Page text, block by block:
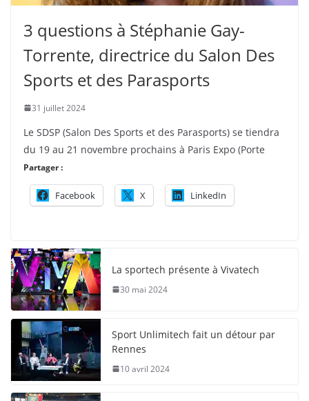
3 questions à Stéphanie Gay-
Torrente, directrice du Salon Des
Sports et des Parasports
31 juillet 2024
Le SDSP (Salon Des Sports et des Parasports) se tiendra
du 19 au 21 novembre prochains à Paris Expo (Porte
Partager :
Facebook X LinkedIn
La sportech présente à Vivatech
30 mai 2024
Sport Unlimitech fait un détour par
Rennes
10 avril 2024